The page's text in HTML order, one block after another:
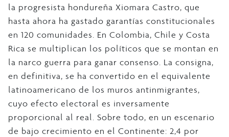
la progresista hondureña Xiomara Castro, que
hasta ahora ha gastado garantías constitucionales
en 120 comunidades. En Colombia, Chile y Costa
Rica se multiplican los políticos que se montan en
la narco guerra para ganar consenso. La consigna,
en definitiva, se ha convertido en el equivalente
latinoamericano de los muros antinmigrantes,
cuyo efecto electoral es inversamente
proporcional al real. Sobre todo, en un escenario
de bajo crecimiento en el Continente: 2,4 por